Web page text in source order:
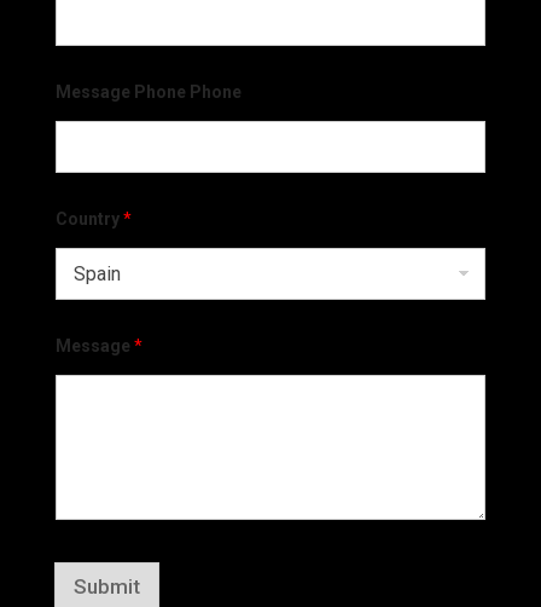
Message Phone Phone
Country*
Message *
Submit